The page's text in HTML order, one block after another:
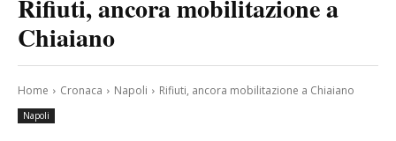
Rifiuti, ancora mobilitazione a
Chiaiano
Home Cronaca Napoli Rifiuti, ancora mobilitazione a Chiaiano
Napoli